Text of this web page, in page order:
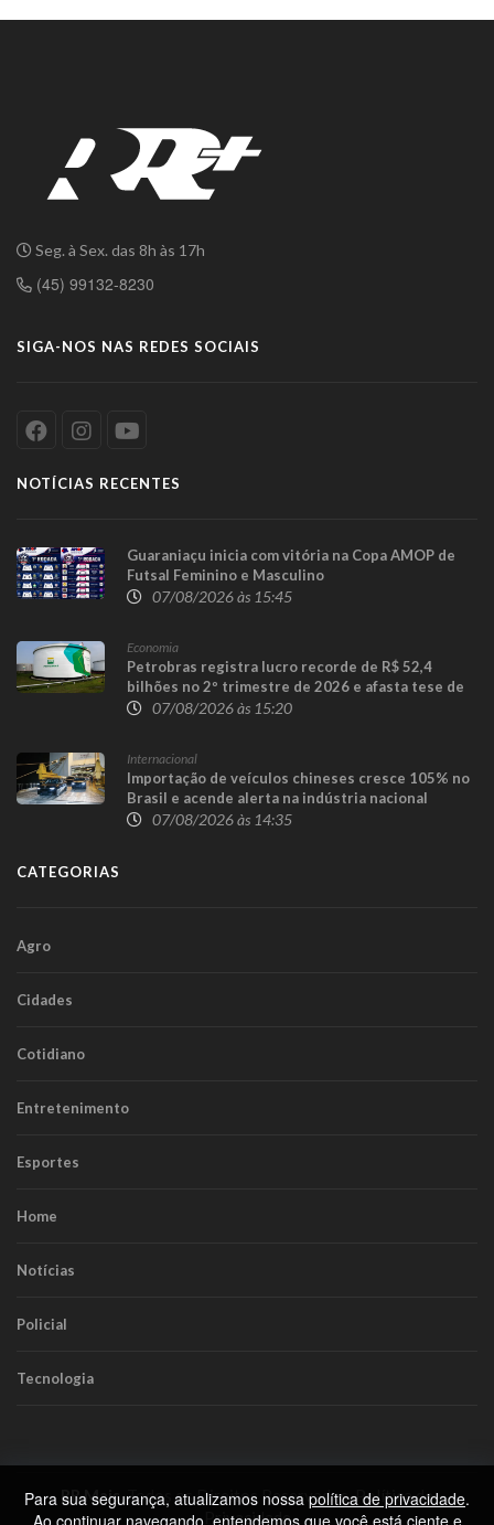
Seg. à Sex. das 8h às 17h
(45) 99132-8230
SIGA-NOS NAS REDES SOCIAIS
NOTÍCIAS RECENTES
Guaraniaçu inicia com vitória na Copa AMOP de
Futsal Feminino e Masculino
07/08/2026 às 15:45
Economia
Petrobras registra lucro recorde de R$ 52,4
bilhões no 2º trimestre de 2026 e afasta tese de
defasagem nos combustíveis
07/08/2026 às 15:20
Internacional
Importação de veículos chineses cresce 105% no
Brasil e acende alerta na indústria nacional
07/08/2026 às 14:35
CATEGORIAS
Agro
Cidades
Cotidiano
Entretenimento
Esportes
Home
Notícias
Policial
Tecnologia
RR Mais. Todos os Direitos Reservados.Política de
Privacidade
Para sua segurança, atualizamos nossa política de privacidade.
Ao continuar navegando, entendemos que você está ciente e